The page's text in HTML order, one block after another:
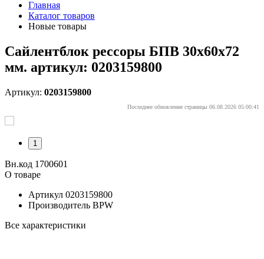
Главная
Каталог товаров
Новые товары
Сайлентблок рессоры БПВ 30x60x72
мм. артикул: 0203159800
Артикул: 0203159800
Последнее обновление страницы 06.08.2026 05:00:41
1
Вн.код 1700601
О товаре
Артикул 0203159800
Производитель BPW
Все характеристики